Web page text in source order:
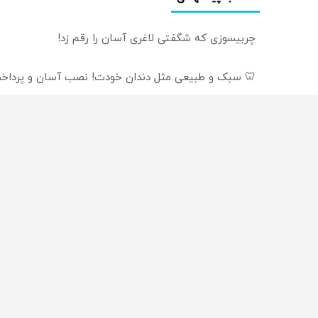
چربیسوزی که شگفتی لاغری آسان را رقم زد!
🦷 سبک و طبیعی مثل دندان خودت! نصب آسان و